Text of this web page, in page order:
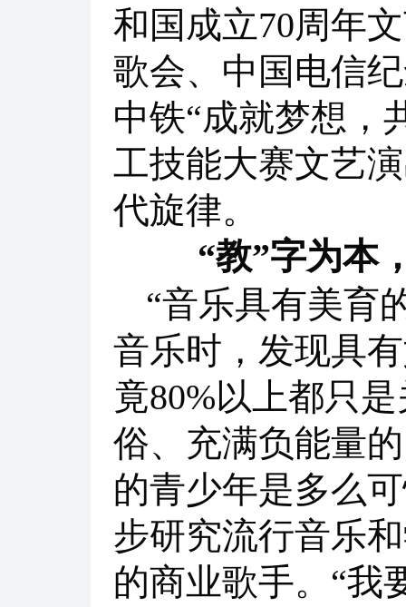
和国成立70周年
歌会、中国电信
中铁“成就梦想，
工技能大赛文艺
代旋律。
“教”字为本
“音乐具有美育
音乐时，发现具
竟80%以上都只
俗、充满负能量
的青少年是多么
步研究流行音乐
的商业歌手。“我